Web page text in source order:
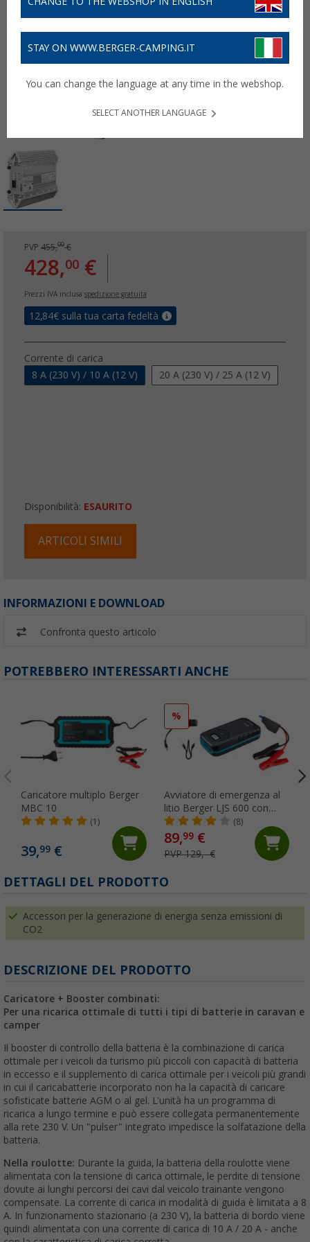
PVP 455,00€
428,00 €
Prezzi IVA inclusa spedizione gratuita
12,84€ sulla tua carta fedeltà
Corrente di carica
8 A (230 V) / 10 A (12 V)
20 A (230 V) / 25 A (12 V)
Disponibilità: ESAURITO
ARTICOLI SIMILI
INFORMAZIONI E DOWNLOAD
Confronta questo articolo
POTREBBERO INTERESSARTI ANCHE
Caricatore multiplo Berger
MBC 10
(1)
39,99 €
%
Avviatore di emergenza al
litio Berger LJS 600 con
Powerbank
(8)
89,99€
PVP 129,- €
DETTAGLI DEL PRODOTTO
Accessori per la generazione di energia senza emissioni di
CO2
DESCRIZIONE DEL PRODOTTO
Caricatore + Booster combinati:
Per una ricarica ottimale di tutti i tipi di batterie in caravan e
camper
Il booster di controllo della batteria è la combinazione di carica
ottimale per i veicoli da turismo più piccoli con capacità di batteria
in eccesso e il supplemento di carica ottimale per i veicoli più grandi
in cui il caricabatterie incorporato non ha la capacità di caricare
sofisticate batterie AGM o al gel. L'unità ha un programma di
ricarica a lungo termine e può essere collegata permanentemente
alla rete 230 V. Un "pulser" integrato impedisce la solfatazione della
batteria.
Nella roulotte: Durante la guida, la batteria della roulotte viene
alimentata con la tensione di carica ottimale, le perdite di tensione
dovute ai lunghi percorsi dei cavi dal veicolo trainante vengono
compensate. La corrente di carica in modalità di guida è limitata a 8
A. In funzionamento stazionario (a 230 V), la batteria di bordo viene
quindi alimentata con una corrente di carica di 10 A / 20 A - anche
STAY ON WWW.BERGER-CAMPING.IT
You can change the language at any time in the webshop.
SELECT ANOTHER LANGUAGE